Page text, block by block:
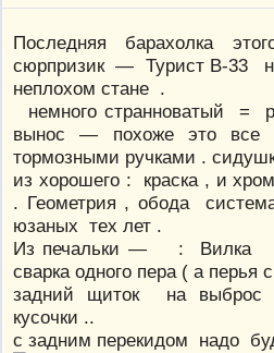
Последняя барахолка
сюрпризик — Турист В-33
неплохом стане .
немного странноватый =
вынос — похоже это все
тормозными ручками .
из хорошего : краска , и
. Геометрия , обода
юзаных тех лет .
Из печальки — : Вилка
сварка одного пера ( а перья
задний щиток на выброс
кусочки ..
с задним перекидом надо